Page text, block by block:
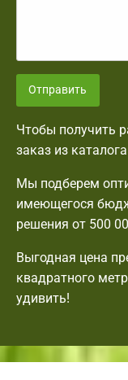
Отправить
Чтобы получить
заказ из
Мы подберем
имеющегося
решения от 500
Выгодная цена
квадратного
удивить!